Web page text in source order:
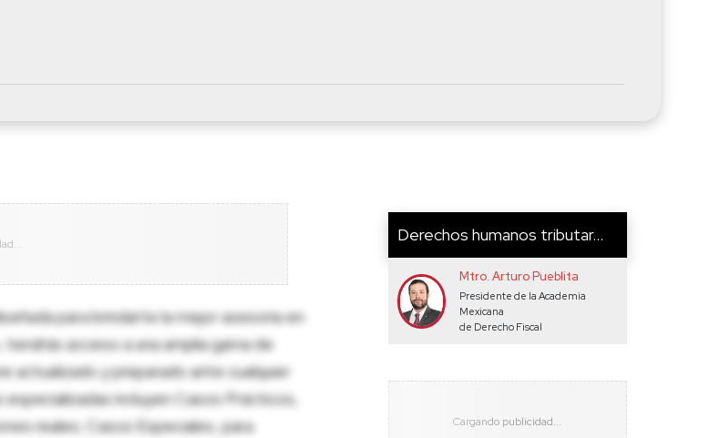
para brindarte la mejor asesoría en
acceso a una amplia gama de
actualizado y preparado ante cualquier
incluyen Casos Prácticos,
reales; Casos Especiales, para
Derechos humanos tributar...
Mtro. Arturo Pueblita
Presidente de la Academia
Mexicana
de Derecho Fiscal